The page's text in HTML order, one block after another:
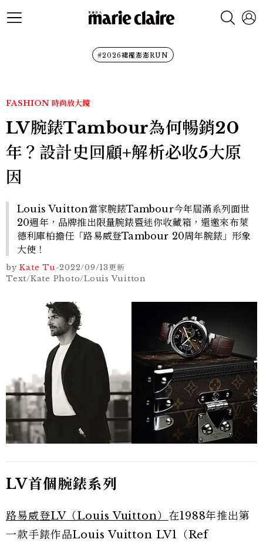
#2026裙襬澎澎RUN
FASHION 時尚放大鏡
LV腕錶Tambour為何暢銷20
年？設計史回顧+解析必收5大原
因
Louis Vuitton當家腕錶Tambour今年屆滿系列面世
20週年，品牌推出限量腕錶暨迷你收藏箱，還邀來布萊
德利庫柏擔任「路易威登Tambour 20周年腕錶」形象
大使！
by Kate Tu-2022/09/13更新
Text/Kate Photo/Louis Vuitton
LV首個腕錶系列
路易威登LV（Louis Vuitton） 在1988年推出第
一款手錶作品Louis Vuitton LV1（Ref